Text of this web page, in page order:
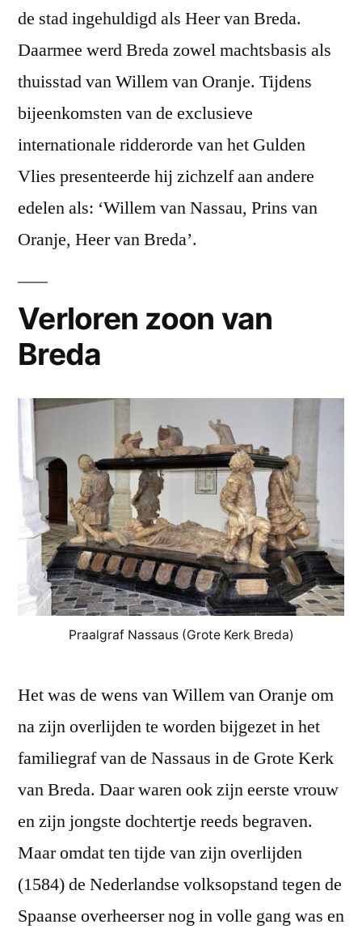
de stad ingehuldigd als Heer van Breda.
Daarmee werd Breda zowel machtsbasis als
thuisstad van Willem van Oranje. Tijdens
bijeenkomsten van de exclusieve
internationale ridderorde van het Gulden
Vlies presenteerde hij zichzelf aan andere
edelen als: ‘Willem van Nassau, Prins van
Oranje, Heer van Breda’.
Verloren zoon van
Breda
Praalgraf Nassaus (Grote Kerk Breda)
Het was de wens van Willem van Oranje om
na zijn overlijden te worden bijgezet in het
familiegraf van de Nassaus in de Grote Kerk
van Breda. Daar waren ook zijn eerste vrouw
en zijn jongste dochtertje reeds begraven.
Maar omdat ten tijde van zijn overlijden
(1584) de Nederlandse volksopstand tegen de
Spaanse overheerser nog in volle gang was en